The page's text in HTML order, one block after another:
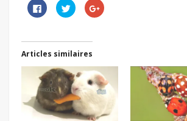
Cliquez
pour
partager
dans
nouvelle
fenêtre)
Cliquez
pour
partager
dans
une
nouvelle
fenêtre)
Cliquez
pour
nouvelle
fenêtre)
Articles similaires